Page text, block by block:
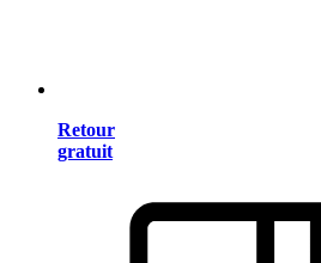
Retour
gratuit